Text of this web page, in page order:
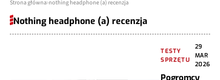
Strona główna nothing headphone (a) recenzja
Nothing headphone (a) recenzja
TESTY
SPRZĘTU
29
MAR
2026